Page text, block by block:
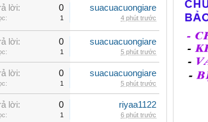
lời: 0
1
suacuacuongiare
4 phút trước
lời: 0
1
suacuacuongiare
5 phút trước
lời: 0
1
suacuacuongiare
5 phút trước
lời: 0
1
riyaa1122
6 phút trước